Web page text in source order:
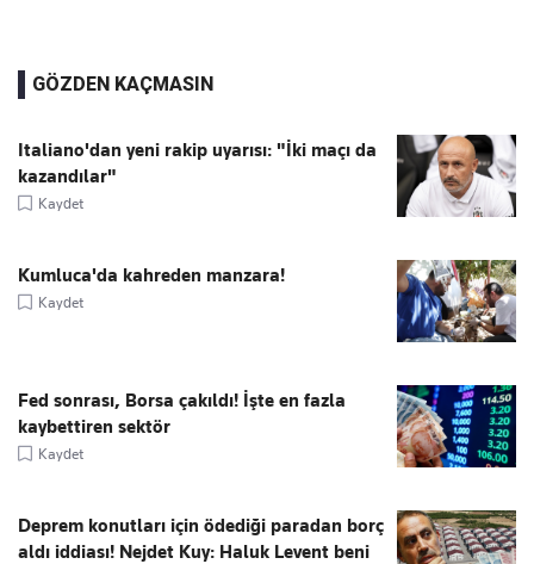
GÖZDEN KAÇMASIN
Italiano'dan yeni rakip uyarısı: "İki maçı da
kazandılar"
Kaydet
Kumluca'da kahreden manzara!
Kaydet
Fed sonrası, Borsa çakıldı! İşte en fazla
kaybettiren sektör
Kaydet
Deprem konutları için ödediği paradan borç
aldı iddiası! Nejdet Kuy: Haluk Levent beni